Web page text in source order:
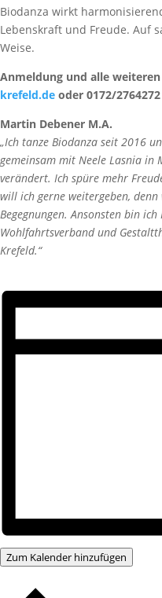
Biodanza wirkt
Lebenskraft und Freude. Auf
Weise.
Anmeldung und alle
krefeld.de oder 0172/2764272
Martin Debener M.A.
„Ich tanze Biodanza seit 2016
gemeinsam mit Neele Lasnia in
verändert. Ich spüre mehr
will ich gerne weitergeben,
Begegnungen. Ansonsten bin
Wohlfahrtsverband und
Krefeld.“
Zum Kalender hinzufügen